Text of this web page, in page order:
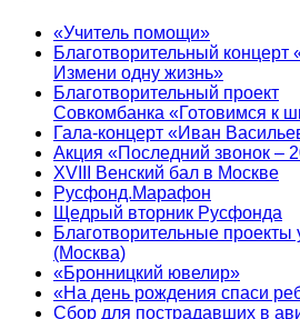
«Учитель помощи»
Благотворительный концерт
Измени одну жизнь»
Благотворительный проект
Совкомбанка «Готовимся к
Гала-концерт «Иван
Акция «Последний звонок –
XVIII Венский бал в Москве
Русфонд.Марафон
Щедрый вторник Русфонда
Благотворительные
(Москва)
«Бронницкий ювелир»
«На день рождения спаси
Сбор для пострадавших в